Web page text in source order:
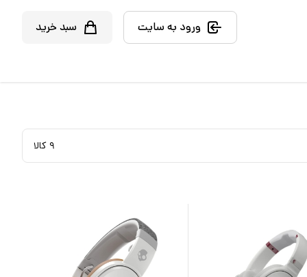
ورود به سایت سبد خرید
۹ کالا